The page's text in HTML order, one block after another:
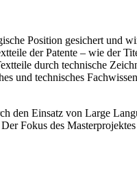
Position gesichert und
der Patente – wie der
durch technische
und technisches
den Einsatz von Large
Fokus des